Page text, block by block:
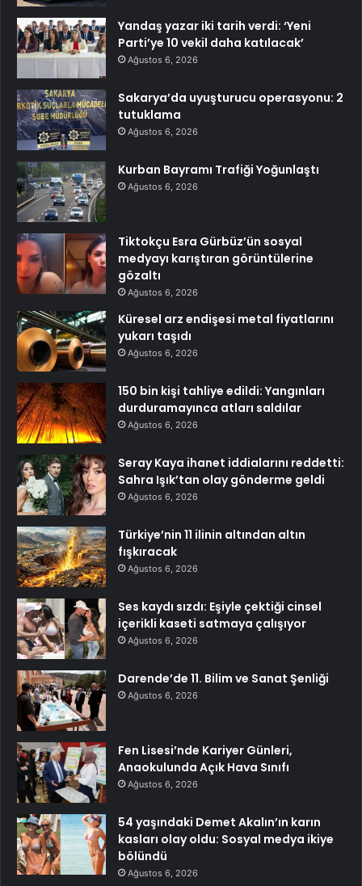
Yandaş yazar iki tarih verdi: ‘Yeni
Parti’ye 10 vekil daha katılacak’
Ağustos 6, 2026
Sakarya’da uyuşturucu operasyonu: 2
tutuklama
Ağustos 6, 2026
Kurban Bayramı Trafiği Yoğunlaştı
Ağustos 6, 2026
Tiktokçu Esra Gürbüz’ün sosyal
medyayı karıştıran görüntülerine
gözaltı
Ağustos 6, 2026
Küresel arz endişesi metal fiyatlarını
yukarı taşıdı
Ağustos 6, 2026
150 bin kişi tahliye edildi: Yangınları
durduramayınca atları saldılar
Ağustos 6, 2026
Seray Kaya ihanet iddialarını reddetti:
Sahra Işık’tan olay gönderme geldi
Ağustos 6, 2026
Türkiye’nin 11 ilinin altından altın
fışkıracak
Ağustos 6, 2026
Ses kaydı sızdı: Eşiyle çektiği cinsel
içerikli kaseti satmaya çalışıyor
Ağustos 6, 2026
Darende’de 11. Bilim ve Sanat Şenliği
Ağustos 6, 2026
Fen Lisesi’nde Kariyer Günleri,
Anaokulunda Açık Hava Sınıfı
Ağustos 6, 2026
54 yaşındaki Demet Akalın’ın karın
kasları olay oldu: Sosyal medya ikiye
bölündü
Ağustos 6, 2026